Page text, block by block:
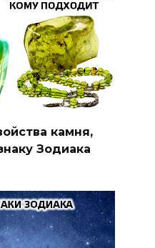
камня,
Зодиака